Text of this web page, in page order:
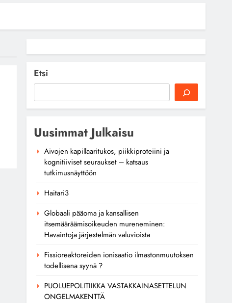
Etsi
Uusimmat Julkaisu
Aivojen kapillaaritukos, piikkiproteiini ja
kognitiiviset seuraukset – katsaus
tutkimusnäyttöön
Haitari3
Globaali pääoma ja kansallisen
itsemääräämisoikeuden mureneminen:
Havaintoja järjestelmän valuvioista
Fissioreaktoreiden ionisaatio ilmastonmuutoksen
todellisena syynä ?
PUOLUEPOLITIIKKA VASTAKKAINASETTELUN
ONGELMAKENTTÄ